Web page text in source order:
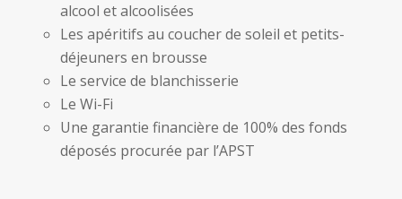
alcool et alcoolisées
Les apéritifs au coucher de soleil et petits-
déjeuners en brousse
Le service de blanchisserie
Le Wi-Fi
Une garantie financière de 100% des fonds
déposés procurée par l’APST